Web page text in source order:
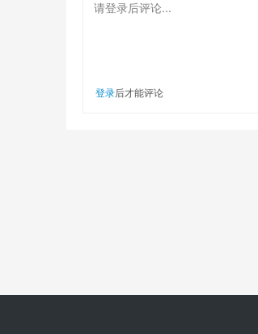
请登录后评论...
登录后才能评论